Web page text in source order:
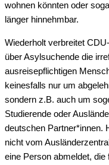
wohnen könnten oder
länger hinnehmbar.
Wiederholt verbreitet
über Asylsuchende die
ausreisepflichtigen
keinesfalls nur um
sondern z.B. auch um
Studierende oder
deutschen Partner*innen.
nicht vom
eine Person abmeldet,